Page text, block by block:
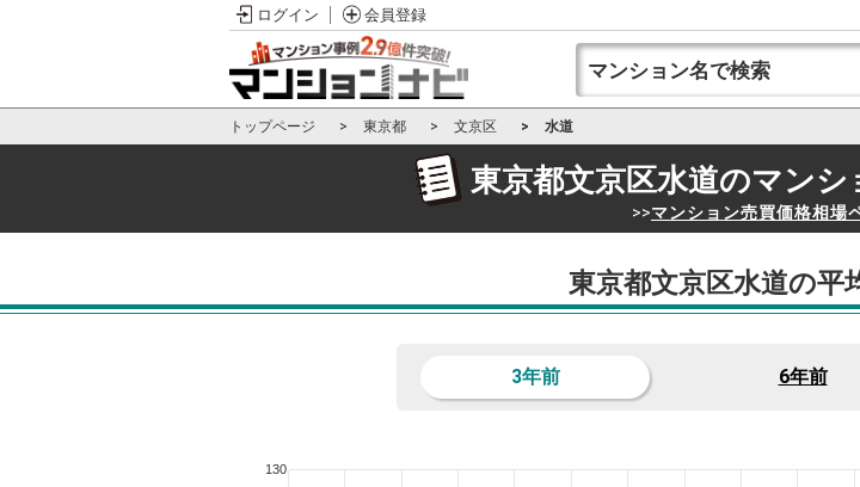
ログイン 会員登録
トップページ 東京都 文京区 水道
東京都文京区水道のマンシ
>>マンション売買価格相場
東京都文京区水道の平
3年前 6年前
130